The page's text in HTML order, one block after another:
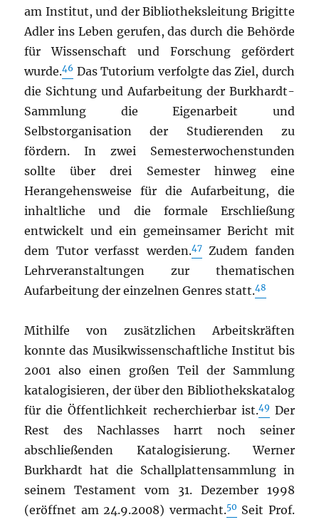
am Institut, und der Bibliotheksleitung Brigitte
Adler ins Leben gerufen, das durch die Behörde
für Wissenschaft und Forschung gefördert
wurde.46 Das Tutorium verfolgte das Ziel, durch
die Sichtung und Aufarbeitung der Burkhardt-
Sammlung die Eigenarbeit und
Selbstorganisation der Studierenden zu
fördern. In zwei Semesterwochenstunden
sollte über drei Semester hinweg eine
Herangehensweise für die Aufarbeitung, die
inhaltliche und die formale Erschließung
entwickelt und ein gemeinsamer Bericht mit
dem Tutor verfasst werden.47Zudem fanden
Lehrveranstaltungen zur thematischen
Aufarbeitung der einzelnen Genres statt.48
Mithilfe von zusätzlichen Arbeitskräften
konnte das Musikwissenschaftliche Institut bis
2001 also einen großen Teil der Sammlung
katalogisieren, der über den Bibliothekskatalog
für die Öffentlichkeit recherchierbar ist.49 Der
Rest des Nachlasses harrt noch seiner
abschließenden Katalogisierung.Werner
Burkhardt hat die Schallplattensammlung in
seinem Testament vom 31. Dezember 1998
(eröffnet am 24.9.2008) vermacht.50 Seit Prof.